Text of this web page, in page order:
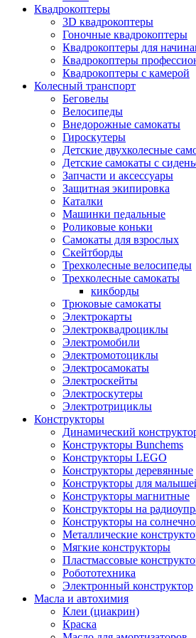
Квадрокоптеры
3D квадрокоптеры
Гоночные квадрокоптеры
Квадрокоптеры для
Квадрокоптеры
Квадрокоптеры с камерой
Колесный транспорт
Беговелы
Велосипеды
Внедорожные самокаты
Гироскутеры
Детские двухколесные
Детские самокаты с
Запчасти и аксессуары
Защитная экипировка
Каталки
Машинки педальные
Роликовые коньки
Самокаты для взрослых
Скейтборды
Трехколесные велосипеды
Трехколесные самокаты
кикборды
Трюковые самокаты
Электрокарты
Электроквадроциклы
Электромобили
Электромотоциклы
Электросамокаты
Электроскейты
Электроскутеры
Электротрициклы
Конструкторы
Динамический
Конструкторы Bunchems
Конструкторы LEGO
Конструкторы деревянные
Конструкторы для
Конструкторы магнитные
Конструкторы на
Конструкторы на
Металлические
Мягкие конструкторы
Пластмассовые
Робототехника
Электронный конструктор
Масла и автохимия
Клеи (циакрин)
Краска